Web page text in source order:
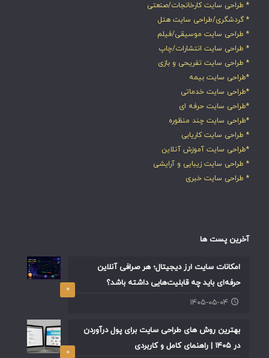
* طراحی سایت کارخانجات/صنعتی
* گردشگری/طراحی سایت هتل
* طراحی سایت موسیقی/فیلم
* طراحی سایت انتشارات/چاپ
* طراحی سایت تفریحی و بازی
*طراحی سایت بیمه
*طراحی سایت خدماتی
*طراحی سایت حرفه ای
*طراحی سایت چند منظوره
* طراحی سایت کاریابی
*طراحی سایت آموزش آنلاین
* طراحی سایت زیبایی و آرایشی
* طراحی سایت خبری
آخرین پست ها
۰
امکانات سایت ارز دیجیتال؛ هر صرافی آنلاین
حرفه‌ای باید چه قابلیت‌هایی داشته باشد؟
۱۴۰۵-۰۵-۰۴
۰
بهترین روش های طراحی سایت برای پول درآوردن
در ۱۴۰۵ | راهنمای کامل و کاربردی